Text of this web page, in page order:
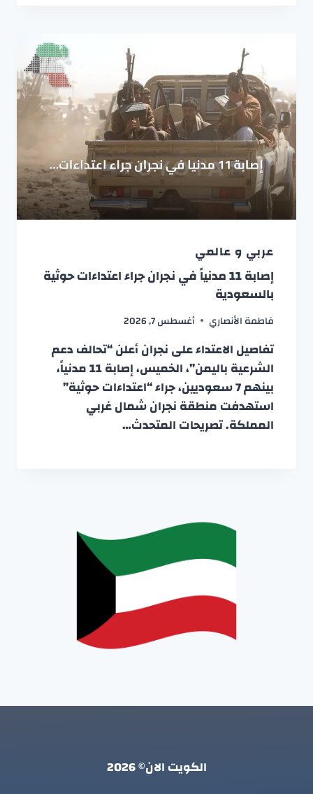
عربي و عالمي
إصابة 11 مدنياً في نجران جراء اعتداءات حوثية
بالسعودية
فاطمة الأنصاري أغسطس 7, 2026
تفاصيل الاعتداء على نجران أعلن “تحالف دعم
الشرعية باليمن”، الخميس، إصابة 11 مدنياً،
بينهم 7 سعوديين، جراء “اعتداءات حوثية”
استهدفت منطقة نجران شمال غربي
المملكة. تصريحات المتحدث…
الكويت الان© 2026